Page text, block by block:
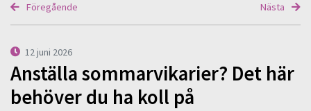
Föregående Nästa
12 juni 2026
Anställa sommarvikarier? Det här
behöver du ha koll på